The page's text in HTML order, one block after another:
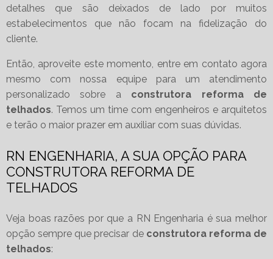
detalhes que são deixados de lado por muitos
estabelecimentos que não focam na fidelização do
cliente.
Então, aproveite este momento, entre em contato agora
mesmo com nossa equipe para um atendimento
personalizado sobre a construtora reforma de
telhados. Temos um time com engenheiros e arquitetos
e terão o maior prazer em auxiliar com suas dúvidas.
RN ENGENHARIA, A SUA OPÇÃO PARA
CONSTRUTORA REFORMA DE
TELHADOS
Veja boas razões por que a RN Engenharia é sua melhor
opção sempre que precisar de construtora reforma de
telhados: